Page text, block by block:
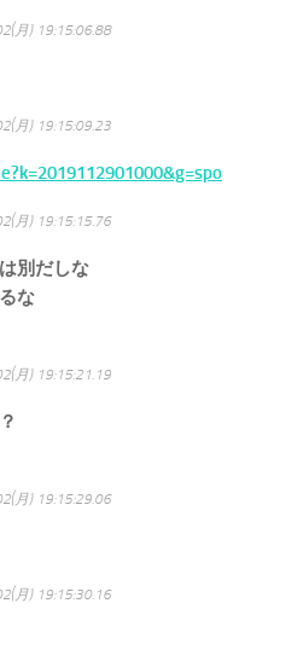
月) 19:15:06.88
月) 19:15:09.23
月) 19:15:15.76
別だしな
な
月) 19:15:21.19
月) 19:15:29.06
月) 19:15:30.16